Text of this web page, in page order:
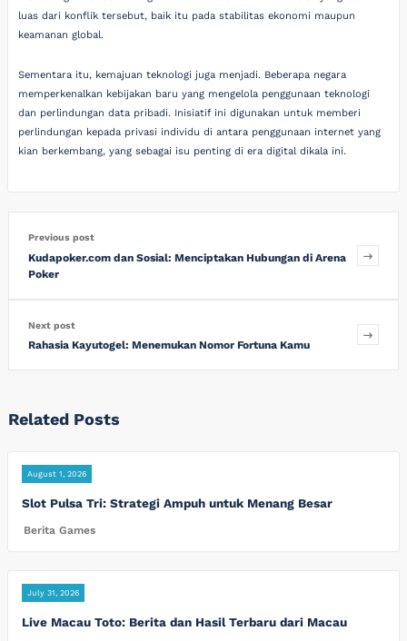
luas dari konflik tersebut, baik itu pada stabilitas ekonomi maupun
keamanan global.
Sementara itu, kemajuan teknologi juga menjadi. Beberapa negara
memperkenalkan kebijakan baru yang mengelola penggunaan teknologi
dan perlindungan data pribadi. Inisiatif ini digunakan untuk memberi
perlindungan kepada privasi individu di antara penggunaan internet yang
kian berkembang, yang sebagai isu penting di era digital dikala ini.
Previous post
Kudapoker.com dan Sosial: Menciptakan Hubungan di Arena
Poker
Next post
Rahasia Kayutogel: Menemukan Nomor Fortuna Kamu
Related Posts
August 1, 2026
Slot Pulsa Tri: Strategi Ampuh untuk Menang Besar
Berita Games
July 31, 2026
Live Macau Toto: Berita dan Hasil Terbaru dari Macau